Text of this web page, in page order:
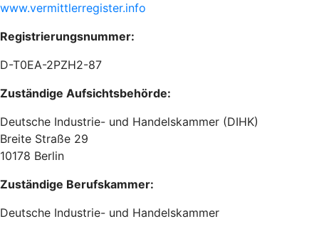
www.vermittlerregister.info
Registrierungsnummer:
D-T0EA-2PZH2-87
Zuständige Aufsichtsbehörde:
Deutsche Industrie- und Handelskammer (DIHK)
Breite Straße 29
10178 Berlin
Zuständige Berufskammer:
Deutsche Industrie- und Handelskammer